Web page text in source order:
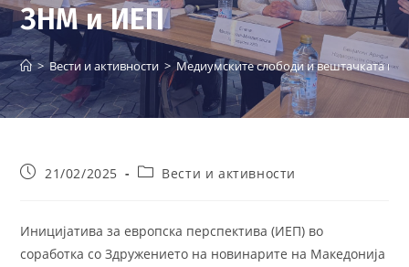
ЗНМ и ИЕП
> Вести и активности > Медиумските слободи и вештачката
Post21/02/2025
PostВести и активности
Иницијатива за европска перспектива (ИЕП) во
соработка со Здружението на новинарите на Македонија